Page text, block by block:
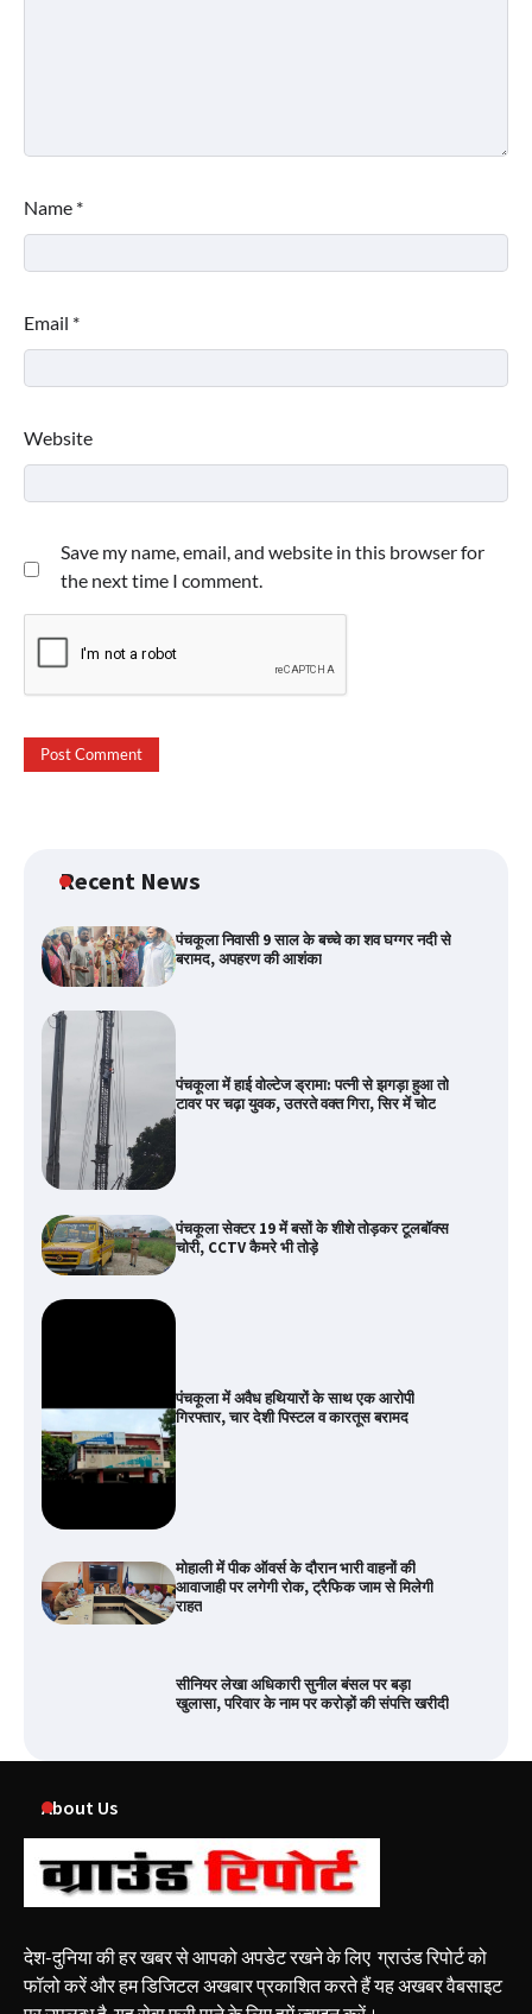
Name *
Email *
Website
Save my name, email, and website in this browser for
the next time I comment.
Recent News
पंचकूला निवासी 9 साल के बच्चे का शव घग्गर नदी से
बरामद, अपहरण की आशंका
पंचकूला में हाई वोल्टेज ड्रामा: पत्नी से झगड़ा हुआ तो
टावर पर चढ़ा युवक, उतरते वक्त गिरा, सिर में चोट
पंचकूला सेक्टर 19 में बसों के शीशे तोड़कर टूलबॉक्स
चोरी, CCTV कैमरे भी तोड़े
पंचकूला में अवैध हथियारों के साथ एक आरोपी
गिरफ्तार, चार देशी पिस्टल व कारतूस बरामद
मोहाली में पीक ऑवर्स के दौरान भारी वाहनों की
आवाजाही पर लगेगी रोक, ट्रैफिक जाम से मिलेगी
राहत
सीनियर लेखा अधिकारी सुनील बंसल पर बड़ा
खुलासा, परिवार के नाम पर करोड़ों की संपत्ति खरीदी
About Us
देश-दुनिया की हर खबर से आपको अपडेट रखने के लिए ग्राउंड रिपोर्ट को
फॉलो करें और हम डिजिटल अखबार प्रकाशित करते हैं यह अखबर वैबसाइट